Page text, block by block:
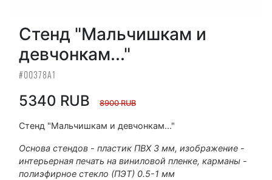
Стенд "Мальчишкам и
девчонкам..."
#00378А1
5340 RUB 8900 RUB
Стенд "Мальчишкам и девчонкам..."
Основа стендов - пластик ПВХ 3 мм, изображение -
интерьерная печать на виниловой пленке, карманы -
полиэфирное стекло (ПЭТ) 0.5-1 мм